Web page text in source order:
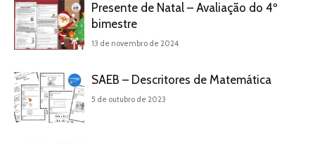
Presente de Natal – Avaliação do 4º
bimestre
13 de novembro de 2024
SAEB – Descritores de Matemática
5 de outubro de 2023